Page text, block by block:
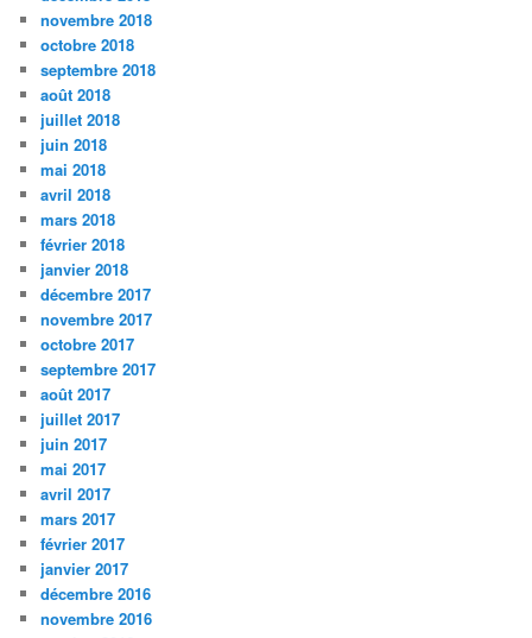
novembre 2018
octobre 2018
septembre 2018
août 2018
juillet 2018
juin 2018
mai 2018
avril 2018
mars 2018
février 2018
janvier 2018
décembre 2017
novembre 2017
octobre 2017
septembre 2017
août 2017
juillet 2017
juin 2017
mai 2017
avril 2017
mars 2017
février 2017
janvier 2017
décembre 2016
novembre 2016